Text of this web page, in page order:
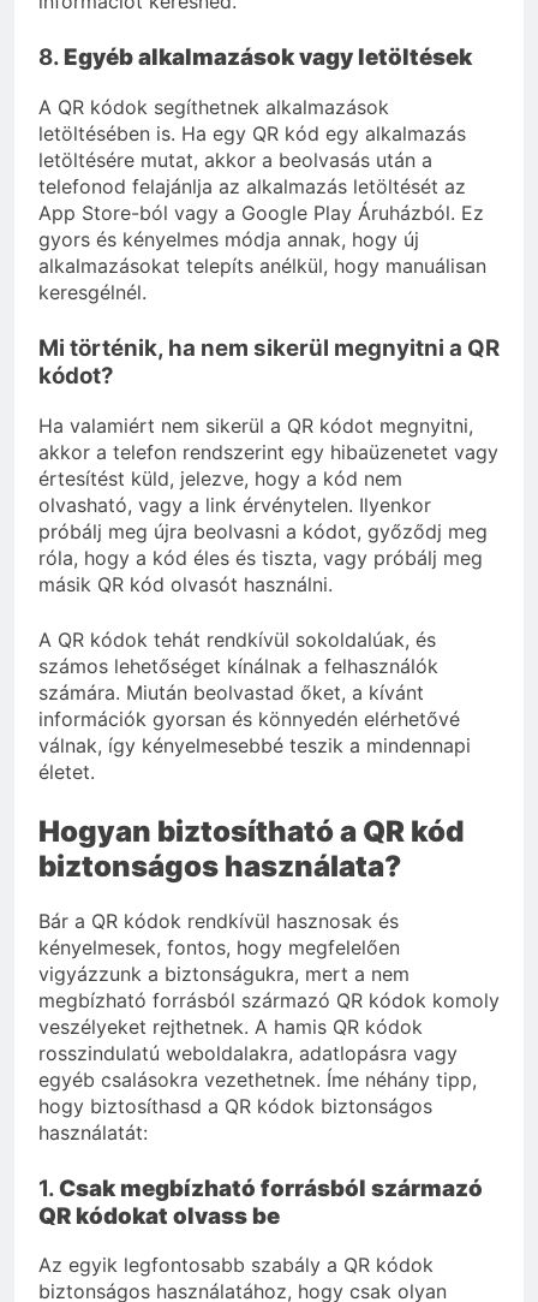
8. Egyéb alkalmazások vagy letöltések
A QR kódok segíthetnek alkalmazások
letöltésében is. Ha egy QR kód egy alkalmazás
letöltésére mutat, akkor a beolvasás után a
telefonod felajánlja az alkalmazás letöltését az
App Store-ból vagy a Google Play Áruházból. Ez
gyors és kényelmes módja annak, hogy új
alkalmazásokat telepíts anélkül, hogy manuálisan
keresgélnél.
Mi történik, ha nem sikerül megnyitni a QR
kódot?
Ha valamiért nem sikerül a QR kódot megnyitni,
akkor a telefon rendszerint egy hibaüzenetet vagy
értesítést küld, jelezve, hogy a kód nem
olvasható, vagy a link érvénytelen. Ilyenkor
próbálj meg újra beolvasni a kódot, győződj meg
róla, hogy a kód éles és tiszta, vagy próbálj meg
másik QR kód olvasót használni.
A QR kódok tehát rendkívül sokoldalúak, és
számos lehetőséget kínálnak a felhasználók
számára. Miután beolvastad őket, a kívánt
információk gyorsan és könnyedén elérhetővé
válnak, így kényelmesebbé teszik a mindennapi
életet.
Hogyan biztosítható a QR kód
biztonságos használata?
Bár a QR kódok rendkívül hasznosak és
kényelmesek, fontos, hogy megfelelően
vigyázzunk a biztonságukra, mert a nem
megbízható forrásból származó QR kódok komoly
veszélyeket rejthetnek. A hamis QR kódok
rosszindulatú weboldalakra, adatlopásra vagy
egyéb csalásokra vezethetnek. Íme néhány tipp,
hogy biztosíthasd a QR kódok biztonságos
használatát:
1.Csak megbízható forrásból származó
QR kódokat olvass be
Az egyik legfontosabb szabály a QR kódok
biztonságos használatához, hogy csak olyan